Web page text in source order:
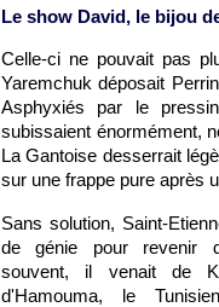
Le show David, le bijou
Celle-ci ne pouvait pas
Yaremchuk déposait
Asphyxiés par le
subissaient énormément,
La Gantoise desserrait
sur une frappe pure après
Sans solution, Saint-
de génie pour revenir
souvent, il venait de
d'Hamouma, le